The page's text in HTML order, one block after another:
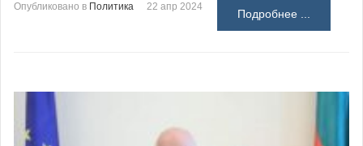
Опубликовано в Политика 22 апр 2024
Подробнее ...